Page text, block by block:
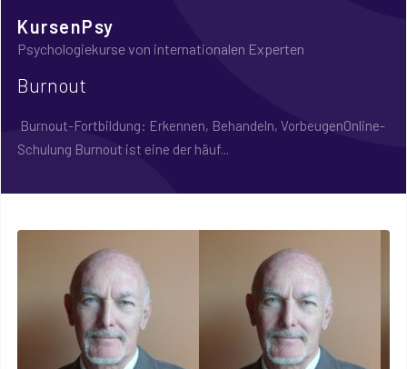
KursenPsy
Psychologiekurse von internationalen Experten
Burnout
Burnout-Fortbildung: Erkennen, Behandeln, VorbeugenOnline-
Schulung Burnout ist eine der häuf...